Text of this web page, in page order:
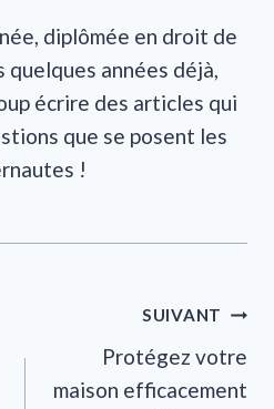
diplômée en droit de
quelques années déjà,
écrire des articles qui
que se posent les
!
SUIVANT
Protégez votre
maison efficacement